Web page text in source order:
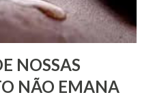
de entender a evolução
e seus
NOSSAS
NÃO EMANA